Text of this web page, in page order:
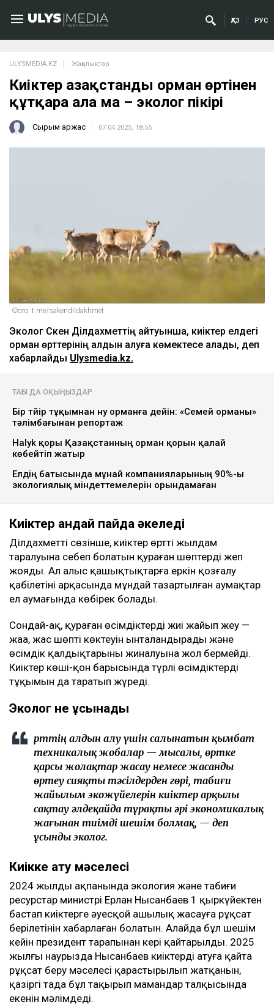
ҚАЗ РУС
ULYSMEDIA.KZ Жаңалықтар
Киіктер Қазақстанды орман өртінен
құтқара ала ма – эколог пікірі
Сырым Қаржас 07.04.2025, 18:55
Фото: t.me/sakendildakhmet
Эколог Сәкен Ділдахметтің айтуынша, киіктер елдегі
орман өрттерінің алдын алуға көмектесе алады, деп
хабарлайды Ulysmedia.kz.
ТАҒЫ ДА ОҚЫҢЫЗДАР
Бір түйір тұқымнан ну орманға дейін: «Семей орманы»
тәлімбағынан репортаж
Halyk қоры Қазақстанның орман қорын қалай
көбейтіп жатыр
Елдің батысында мұнай компанияларының 90%-ы
экологиялық міндеттемелерін орындамаған
Киіктер қандай пайда әкеледі
Ділдахметтің сөзінше, киіктер өрттің жылдам
таралуына себеп болатын қураған шөптерді жеп
жояды. Ал алыс қашықтықтарға еркін қозғалу
қабілетінің арқасында мұндай тазартылған аумақтар
ел аумағында көбірек болады.
Сондай-ақ, қураған өсімдіктерді жиі жайып жеу —
жаңа, жас шөптің көктеуін ынталандырады және
өсімдік қалдықтарының жиналуына жол бермейді.
Киіктер көші-қон барысында түрлі өсімдіктердің
тұқымын да таратып жүреді.
Эколог не ұсынады
Өрттің алдын алу үшін салынатын қымбат
техникалық жобалар — мысалы, өртке
қарсы жолақтар жасау немесе жасанды
өртеу сияқты тәсілдерден гөрі, табиғи
жайылым экожүйелерін киіктер арқылы
сақтау әлдеқайда тұрақты әрі экономикалық
жағынан тиімді шешім болмақ, — деп
ұсынды эколог.
Киікке ату мәселесі
2024 жылдың ақпанында экология және табиғи
ресурстар министрі Ерлан Нысанбаев 1 қыркүйектен
бастап киіктерге әуесқой аңшылық жасауға рұқсат
берілетінін хабарлаған болатын. Алайда бұл шешім
кейін президент тарапынан кері қайтарылды. 2025
жылғы наурызда Нысанбаев киіктерді атуға қайта
рұқсат беру мәселесі қарастырылып жатқанын,
қазіргі таңда бұл тақырып мамандар талқысында
екенін мәлімдеді.